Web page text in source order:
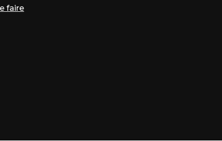
faire